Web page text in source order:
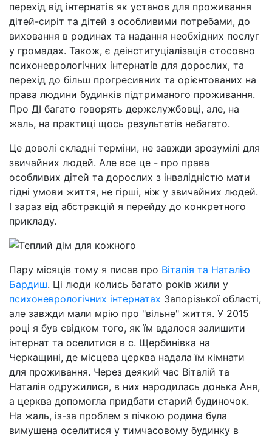
перехід від інтернатів як установ для проживання
дітей-сиріт та дітей з особливими потребами, до
виховання в родинах та надання необхідних послуг
у громадах. Також, є деінституціалізація стосовно
психоневрологічних інтернатів для дорослих, та
перехід до більш прогресивних та орієнтованих на
права людини будинків підтриманого проживання.
Про ДІ багато говорять держслужбовці, але, на
жаль, на практиці щось результатів небагато.
Це доволі складні терміни, не завжди зрозумілі для
звичайних людей. Але все це - про права
особливих дітей та дорослих з інвалідністю мати
гідні умови життя, не гірші, ніж у звичайних людей.
І зараз від абстракцій я перейду до конкретного
прикладу.
Пару місяців тому я писав про Віталія та Наталію
Бардиш. Ці люди колись багато років жили у
психоневрологічних інтернатах Запорізької області,
але завжди мали мрію про "вільне" життя. У 2015
році я був свідком того, як їм вдалося залишити
інтернат та оселитися в с. Щербинівка на
Черкащині, де місцева церква надала їм кімнати
для проживання. Через деякий час Віталій та
Наталія одружилися, в них народилась донька Аня,
а церква допомогла придбати старий будиночок.
На жаль, із-за проблем з пічкою родина була
вимушена оселитися у тимчасовому будинку в